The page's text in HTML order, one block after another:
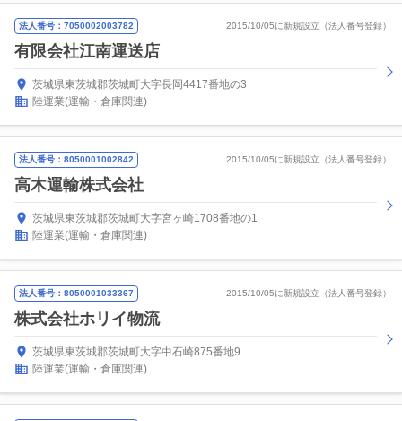
法人番号：7050002003782 2015/10/05に新規設立（法人番号登録）
有限会社江南運送店
茨城県東茨城郡茨城町大字長岡4417番地の3
陸運業(運輸・倉庫関連)
法人番号：8050001002842 2015/10/05に新規設立（法人番号登録）
高木運輸株式会社
茨城県東茨城郡茨城町大字宮ヶ崎1708番地の1
陸運業(運輸・倉庫関連)
法人番号：8050001033367 2015/10/05に新規設立（法人番号登録）
株式会社ホリイ物流
茨城県東茨城郡茨城町大字中石崎875番地9
陸運業(運輸・倉庫関連)